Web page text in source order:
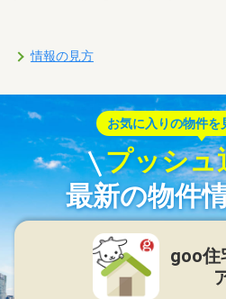
情報の見方
お気に入りの物件を
プッシュ
最新の物件
goo住